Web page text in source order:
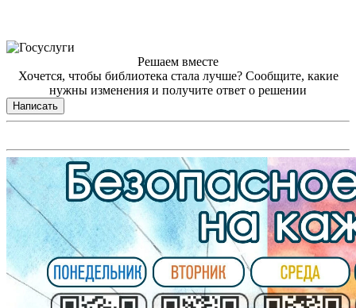
Решаем вместе
Хочется, чтобы библиотека стала лучше? Сообщите, какие
нужны изменения и получите ответ о решении
Написать